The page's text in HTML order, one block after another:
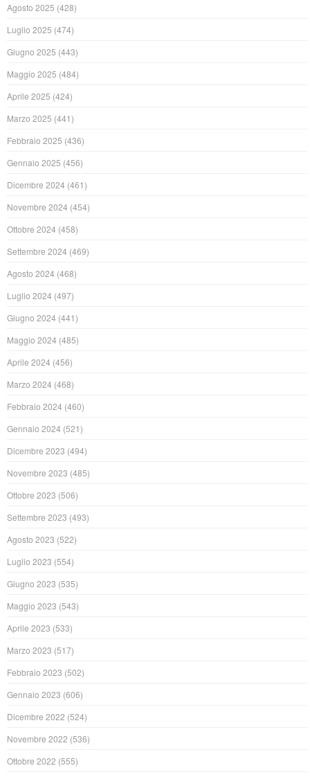
Agosto 2025 (428)
Luglio 2025 (474)
Giugno 2025 (443)
Maggio 2025 (484)
Aprile 2025 (424)
Marzo 2025 (441)
Febbraio 2025 (436)
Gennaio 2025 (456)
Dicembre 2024 (461)
Novembre 2024 (454)
Ottobre 2024 (458)
Settembre 2024 (469)
Agosto 2024 (468)
Luglio 2024 (497)
Giugno 2024 (441)
Maggio 2024 (485)
Aprile 2024 (456)
Marzo 2024 (468)
Febbraio 2024 (460)
Gennaio 2024 (521)
Dicembre 2023 (494)
Novembre 2023 (485)
Ottobre 2023 (506)
Settembre 2023 (493)
Agosto 2023 (522)
Luglio 2023 (554)
Giugno 2023 (535)
Maggio 2023 (543)
Aprile 2023 (533)
Marzo 2023 (517)
Febbraio 2023 (502)
Gennaio 2023 (606)
Dicembre 2022 (524)
Novembre 2022 (536)
Ottobre 2022 (555)